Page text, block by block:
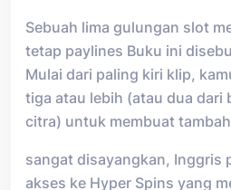
Sebuah lima gulungan slot
tetap paylines Buku ini
Mulai dari paling kiri klip,
tiga atau lebih (atau dua dari
citra) untuk membuat
sangat disayangkan, Inggris
akses ke Hyper Spins yang